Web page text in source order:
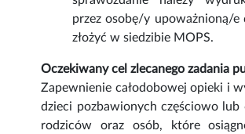
przez osobę/y upoważnioną/e
złożyć w siedzibie MOPS.
Oczekiwany cel zlecanego zadania
Zapewnienie całodobowej opieki i
dzieci pozbawionych częściowo lub
rodziców oraz osób, które